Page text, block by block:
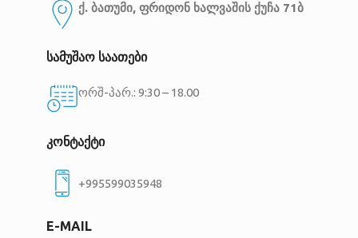
ქ. ბათუმი, ფრიდონ ხალვაშის ქუჩა 71ბ
სამუშაო საათები
ორშ-პარ.: 9:30 – 18.00
კონტაქტი
+995599035948
E-MAIL